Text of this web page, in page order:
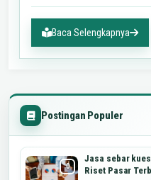
Baca Selengkapnya
Postingan Populer
Jasa sebar
Riset Pasar